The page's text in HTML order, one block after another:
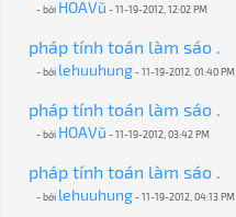
- bởi HOAVũ - 11-19-2012, 12:02 PM
pháp tính toán làm sáo .
- bởi lehuuhung- 11-19-2012, 01:40 PM
pháp tính toán làm sáo .
- bởi HOAVũ - 11-19-2012, 03:42 PM
pháp tính toán làm sáo .
- bởi lehuuhung- 11-19-2012, 04:13 PM